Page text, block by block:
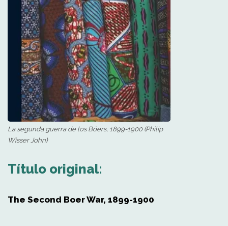
La segunda guerra de los Bóers, 1899-1900 (Philip
Wisser John)
Título original:
The Second Boer War, 1899-1900